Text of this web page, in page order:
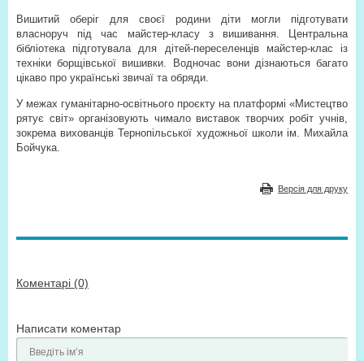
Вишитий оберіг для своєї родини діти могли підготувати
власноруч під час майстер-класу з вишивання. Центральна
бібліотека підготувала для дітей-переселенців майстер-клас із
техніки борщівської вишивки. Водночас вони дізнаються багато
цікаво про українські звичаї та обряди.
У межах гуманітарно-освітнього проєкту на платформі «Мистецтво
рятує світ» організовують чимало виставок творчих робіт учнів,
зокрема вихованців Тернопільської художньої школи ім. Михайла
Бойчука.
Версія для друку
Коментарі (0)
Написати коментар